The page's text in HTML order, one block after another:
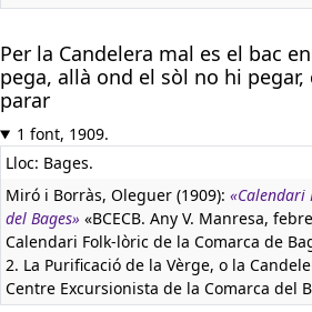
Per la Candelera mal es el bac
pega, allà ond el sòl no hi pegar,
parar
1 font, 1909.
Lloc: Bages.
Miró i Borràs, Oleguer (1909): «Calendari
del Bages» «BCECB. Any V. Manresa,
Calendari Folk-lòric de la Comarca de
2. La Purificació de la Vèrge, o la
Centre Excursionista de la Comarca del